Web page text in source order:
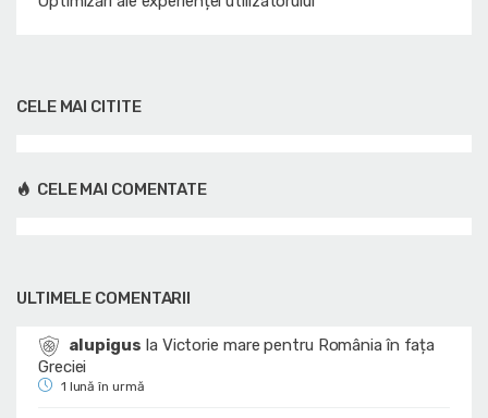
CELE MAI CITITE
CELE MAI COMENTATE
ULTIMELE COMENTARII
alupigus la Victorie mare pentru România în fața
Greciei
1 lună în urmă